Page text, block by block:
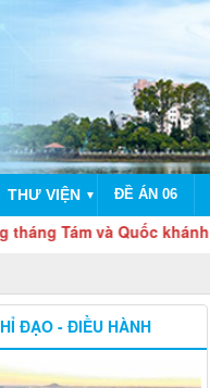
THƯ VIỆN ▼ ĐỀ ÁN 06
và Quốc khánh 2/9
ĐẠO - ĐIỀU HÀNH